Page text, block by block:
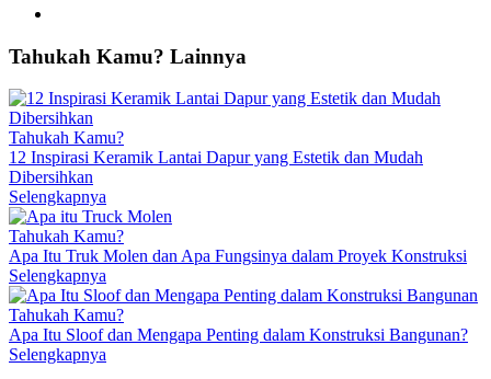
Tahukah Kamu? Lainnya
Tahukah Kamu?
12 Inspirasi Keramik Lantai Dapur yang Estetik dan Mudah
Dibersihkan
Selengkapnya
Tahukah Kamu?
Apa Itu Truk Molen dan Apa Fungsinya dalam Proyek Konstruksi
Selengkapnya
Tahukah Kamu?
Apa Itu Sloof dan Mengapa Penting dalam Konstruksi Bangunan?
Selengkapnya